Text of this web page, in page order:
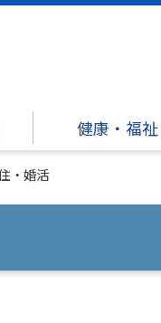
健康・福祉
・婚活